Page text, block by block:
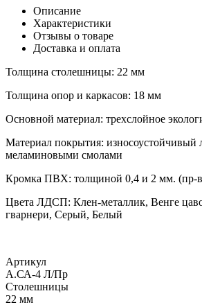
Описание
Характеристики
Отзывы о товаре
Доставка и оплата
Толщина столешницы: 22 мм
Толщина опор и каркасов: 18 мм
Основной материал: трехслойное
Материал покрытия: износоустойчивый
меламиновыми смолами
Кромка ПВХ: толщиной 0,4 и 2 мм. (пр-
Цвета ЛДСП: Клен-металлик, Венге
гварнери, Серый, Белый
Артикул
А.СА-4 Л/Пр
Столешницы
22 мм